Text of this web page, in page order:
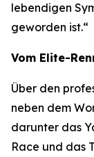
lebendigen
geworden ist.“
Vom Elite-
Über den
neben dem
darunter das
Race und das